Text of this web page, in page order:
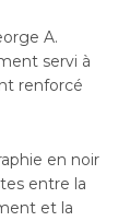
A.
servi à
renforcé
en noir
entre la
et la